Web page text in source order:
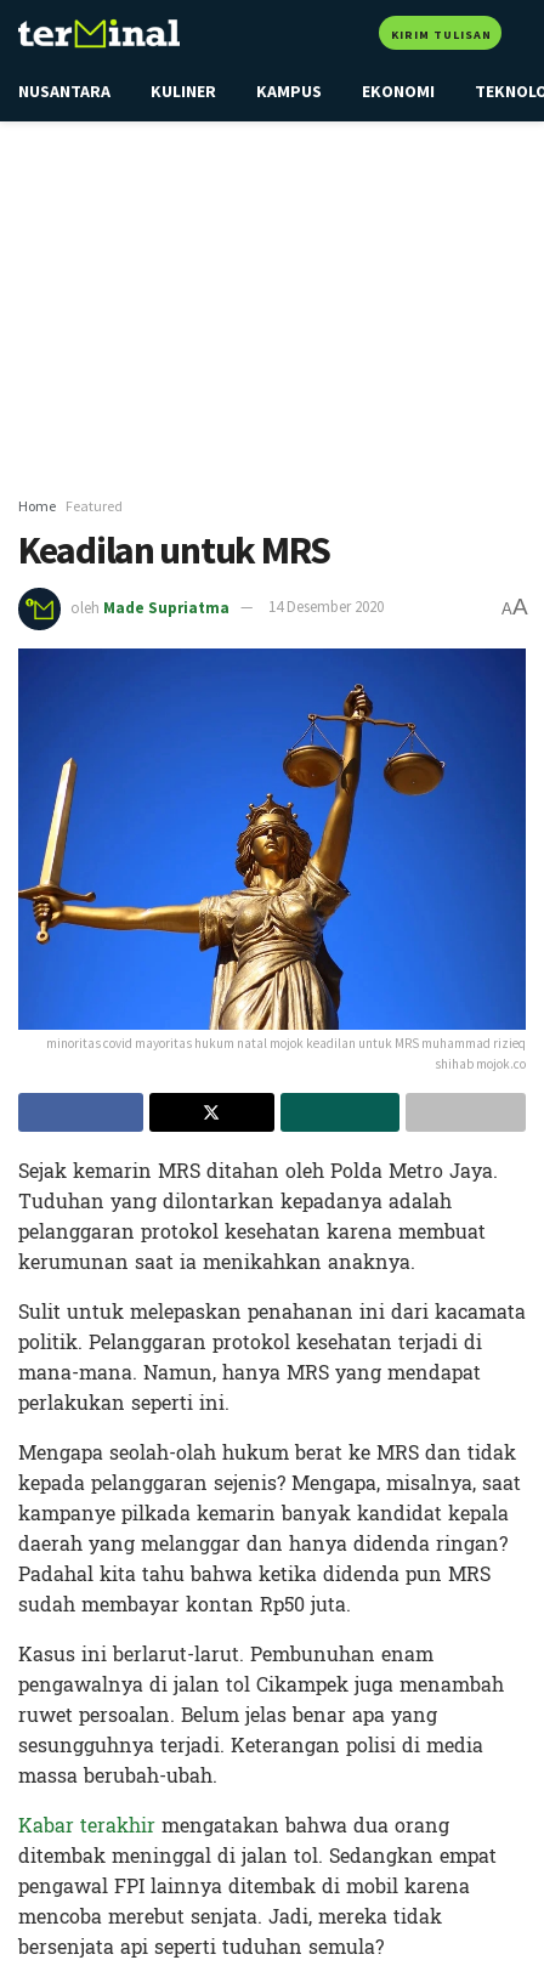
KIRIM TULISAN
NUSANTARA KULINER KAMPUS EKONOMI
Home Featured
Keadilan untuk MRS
oleh Made Supriatma 14 Desember 2020 AA
minoritas covid mayoritas hukum natal mojok keadilan untuk MRS muhammad rizieq
shihab mojok.co
Sejak kemarin MRS ditahan oleh Polda Metro Jaya.
Tuduhan yang dilontarkan kepadanya adalah
pelanggaran protokol kesehatan karena membuat
kerumunan saat ia menikahkan anaknya.
Sulit untuk melepaskan penahanan ini dari kacamata
politik. Pelanggaran protokol kesehatan terjadi di
mana-mana. Namun, hanya MRS yang mendapat
perlakukan seperti ini.
Mengapa seolah-olah hukum berat ke MRS dan tidak
kepada pelanggaran sejenis? Mengapa, misalnya, saat
kampanye pilkada kemarin banyak kandidat kepala
daerah yang melanggar dan hanya didenda ringan?
Padahal kita tahu bahwa ketika didenda pun MRS
sudah membayar kontan Rp50 juta.
Kasus ini berlarut-larut. Pembunuhan enam
pengawalnya di jalan tol Cikampek juga menambah
ruwet persoalan. Belum jelas benar apa yang
sesungguhnya terjadi. Keterangan polisi di media
massa berubah-ubah.
Kabar terakhirmengatakan bahwa dua orang
ditembak meninggal di jalan tol. Sedangkan empat
pengawal FPI lainnya ditembak di mobil karena
mencoba merebut senjata. Jadi, mereka tidak
bersenjata api seperti tuduhan semula?